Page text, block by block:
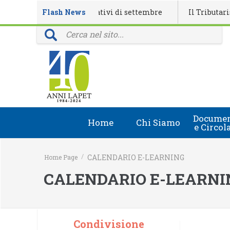
Home Chi Siamo
Guida lapet
Contatti
e
CALENDARIO E-
Home Page / CALENDARIO E-LEARNING
Flash News
eventi formativi di settembre Il Tributarista n.
40 anni della rivista Il Tributarista
Condivisione